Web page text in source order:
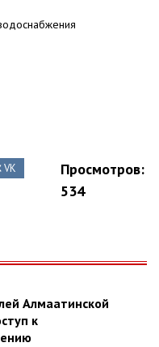
VK
Просмотров:
534
Алмаатинской
к